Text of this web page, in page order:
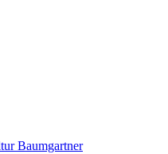
Baumgartner